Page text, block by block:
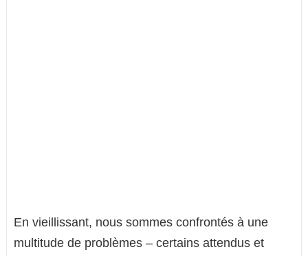
En vieillissant, nous sommes confrontés à une
multitude de problèmes – certains attendus et